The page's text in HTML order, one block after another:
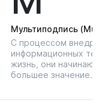
Мультиподпись
С процессом
информационных
жизнь, они начинают
большее значение…